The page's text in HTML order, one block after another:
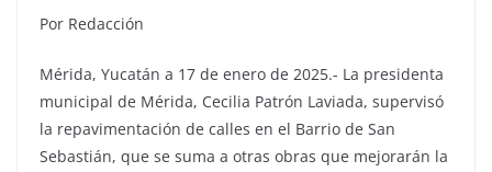
Por Redacción
Mérida, Yucatán a 17 de enero de 2025.- La presidenta
municipal de Mérida, Cecilia Patrón Laviada, supervisó
la repavimentación de calles en el Barrio de San
Sebastián, que se suma a otras obras que mejorarán la